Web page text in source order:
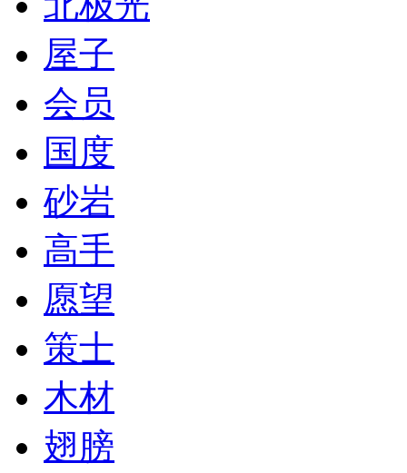
屋子
会员
国度
砂岩
高手
愿望
策士
木材
翅膀